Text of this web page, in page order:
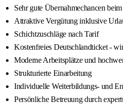
Sehr gute Übernahmechancen
Attraktive Vergütung inklusive
Schichtzuschläge nach Tarif
Kostenfreies Deutschlandticket -
Moderne Arbeitsplätze und
Strukturierte Einarbeitung
Individuelle Weiterbildungs- und
Persönliche Betreuung durch